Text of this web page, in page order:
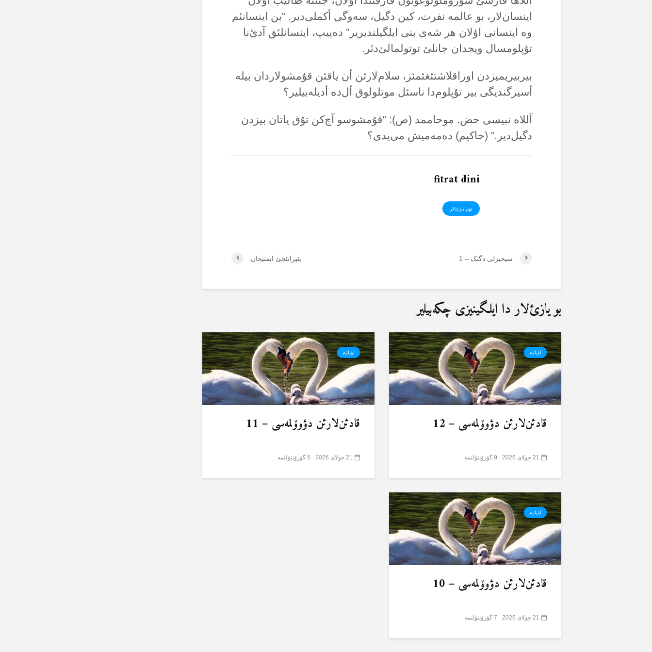
اینسان‌لار، بو عالمە نفرت، کین دگیل، سەوگی أکملی‌دیر. “بن اینسانئم
وە اینسانی اۇلان هر شەی بنی ایلگیلندیریر” دەییپ، اینسانلئق آدئ‌نا
تۇپلومسال ویجدان جانلئ توتولمالئ‌دئر.
بیربیریمیزدن اوزاقلاشتئغئمئز، سلام‌لارئن أن یاقئن قۇمشولاردان بیلە
أسیرگندیگی بیر تۇپلوم‌دا ناسئل موتلولوق أل‌دە أدیلەبیلیر؟
آللاە نبیسی حض. موحاممد (ص): “قۇمشوسو آچ‌کن تۇق یاتان بیزدن
دگیل‌دیر.” (حاکیم) دەمەمیش می‌یدی؟
fitrat dini
تۆم یازئ‌لار
یئپراتئجئ ایمتیحان سیحیرلی دگنک – 1
بو یازئ‌لار دا ایلگینیزی چکەبیلیر
اؤیلۆم
قادئن‌لارئن دؤوۆلمەسی – 12
21 جولای 2026 9 گؤرۆنتۆلنمە
اؤیلۆم
قادئن‌لارئن دؤوۆلمەسی – 11
21 جولای 2026 5 گؤرۆنتۆلنمە
اؤیلۆم
قادئن‌لارئن دؤوۆلمەسی – 10
21 جولای 2026 7 گؤرۆنتۆلنمە